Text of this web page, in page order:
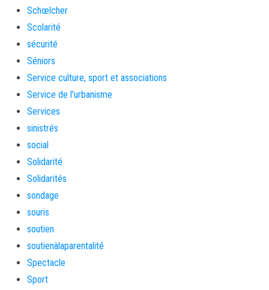
Schœlcher
Scolarité
sécurité
Séniors
Service culture, sport et associations
Service de l'urbanisme
Services
sinistrés
social
Solidarité
Solidarités
sondage
souris
soutien
soutienàlaparentalité
Spectacle
Sport